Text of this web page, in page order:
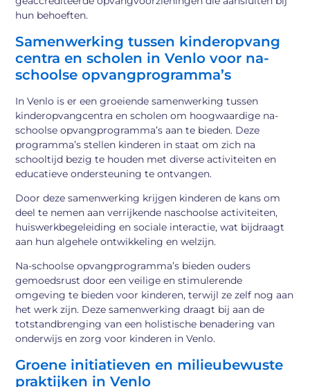
hun behoeften.
Samenwerking tussen kinderopvang
centra en scholen in Venlo voor na-
schoolse opvangprogramma’s
In Venlo is er een groeiende samenwerking tussen
kinderopvangcentra en scholen om hoogwaardige na-
schoolse opvangprogramma’s aan te bieden. Deze
programma’s stellen kinderen in staat om zich na
schooltijd bezig te houden met diverse activiteiten en
educatieve ondersteuning te ontvangen.
Door deze samenwerking krijgen kinderen de kans om
deel te nemen aan verrijkende naschoolse activiteiten,
huiswerkbegeleiding en sociale interactie, wat bijdraagt
aan hun algehele ontwikkeling en welzijn.
Na-schoolse opvangprogramma’s bieden ouders
gemoedsrust door een veilige en stimulerende
omgeving te bieden voor kinderen, terwijl ze zelf nog aan
het werk zijn. Deze samenwerking draagt bij aan de
totstandbrenging van een holistische benadering van
onderwijs en zorg voor kinderen in Venlo.
Groene initiatieven en milieubewuste
praktijken in Venlo